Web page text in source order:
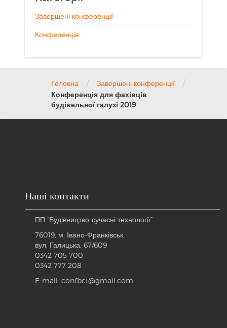
Завершені конференції
Конференція
Головна / Завершені конференції /
Конференція для фахівців
будівельної галузі 2019
Наші контакти
ПП “Будівництво-сучасні технології”
76019, м. Івано-Франківськ,
вул. Галицька, 67/609
0342 705 700
0342 777 208
E-mail: confbct@gmail.com